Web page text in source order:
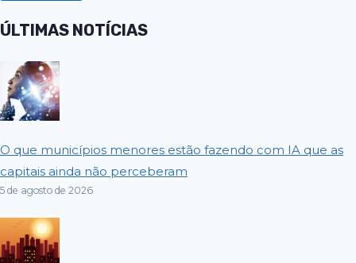
ÚLTIMAS NOTÍCIAS
O que municípios menores estão fazendo com IA que as
capitais ainda não perceberam
5 de agosto de 2026